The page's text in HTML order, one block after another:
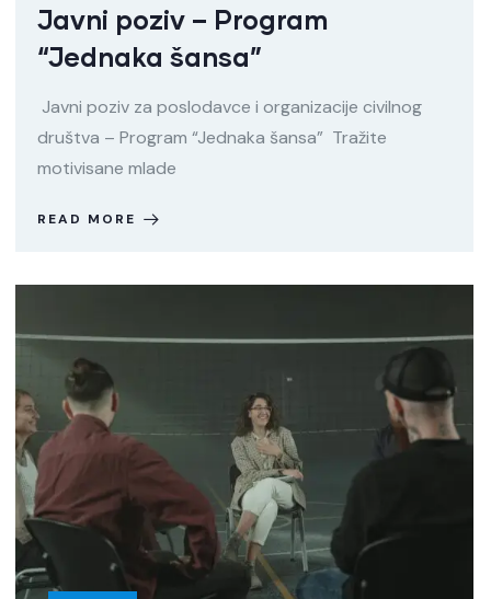
Javni poziv – Program
“Jednaka šansa”
Javni poziv za poslodavce i organizacije civilnog
društva – Program “Jednaka šansa” Tražite
motivisane mlade
READ MORE